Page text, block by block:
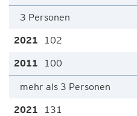
3 Personen
102
100
mehr als 3 Personen
131